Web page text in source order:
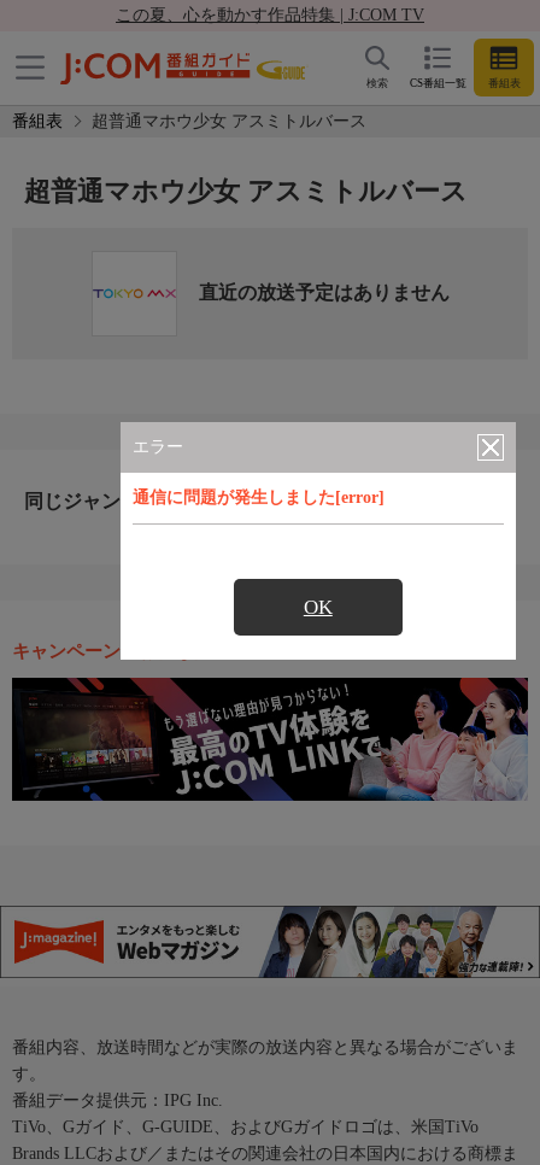
この夏、心を動かす作品特集 | J:COM TV
CS番組一覧 番組表
検索
番組表 超普通マホウ少女 アスミトルバース
エラー
通信に問題が発生しました[error]
OK
超普通マホウ少女 アスミトルバース
直近の放送予定はありません
同じジャンルのおすすめ番組
キャンペーン・お得な情報
番組内容、放送時間などが実際の放送内容と異なる場合がございま
す。
番組データ提供元：IPG Inc.
TiVo、Gガイド、G-GUIDE、およびGガイドロゴは、米国TiVo
Brands LLCおよび／またはその関連会社の日本国内における商標ま